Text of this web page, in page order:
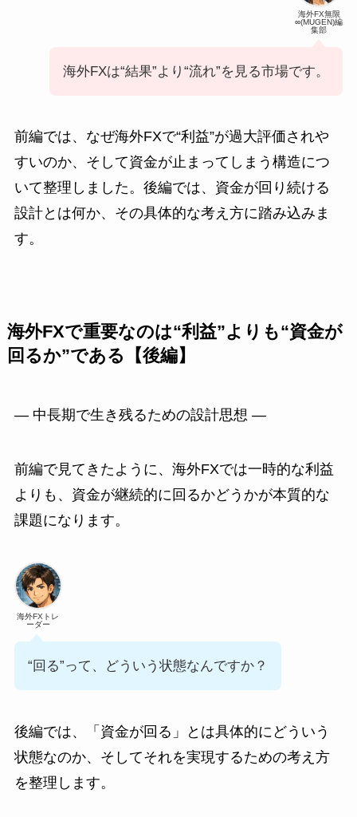
海外FX無限
∞(MUGEN)編
集部
海外FXは“結果”より“流れ”を見る市場です。
前編では、なぜ海外FXで“利益”が過大評価されや
すいのか、そして資金が止まってしまう構造につ
いて整理しました。後編では、資金が回り続ける
設計とは何か、その具体的な考え方に踏み込みま
す。
海外FXで重要なのは“利益”よりも“資金が
回るか”である【後編】
― 中長期で生き残るための設計思想 ―
前編で見てきたように、海外FXでは一時的な利益
よりも、資金が継続的に回るかどうかが本質的な
課題になります。
海外FXトレ
ーダー
“回る”って、どういう状態なんですか？
後編では、「資金が回る」とは具体的にどういう
状態なのか、そしてそれを実現するための考え方
を整理します。